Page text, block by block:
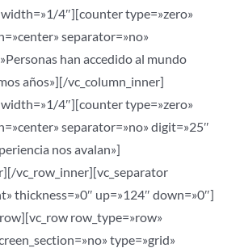
4″][counter type=»zero»
separator=»no»
han accedido al mundo
años»][/vc_column_inner]
4″][counter type=»zero»
separator=»no» digit=»25″
nos avalan»]
vc_row_inner][vc_separator
thickness=»0″ up=»124″ down=»0″]
row_type=»row»
type=»grid»